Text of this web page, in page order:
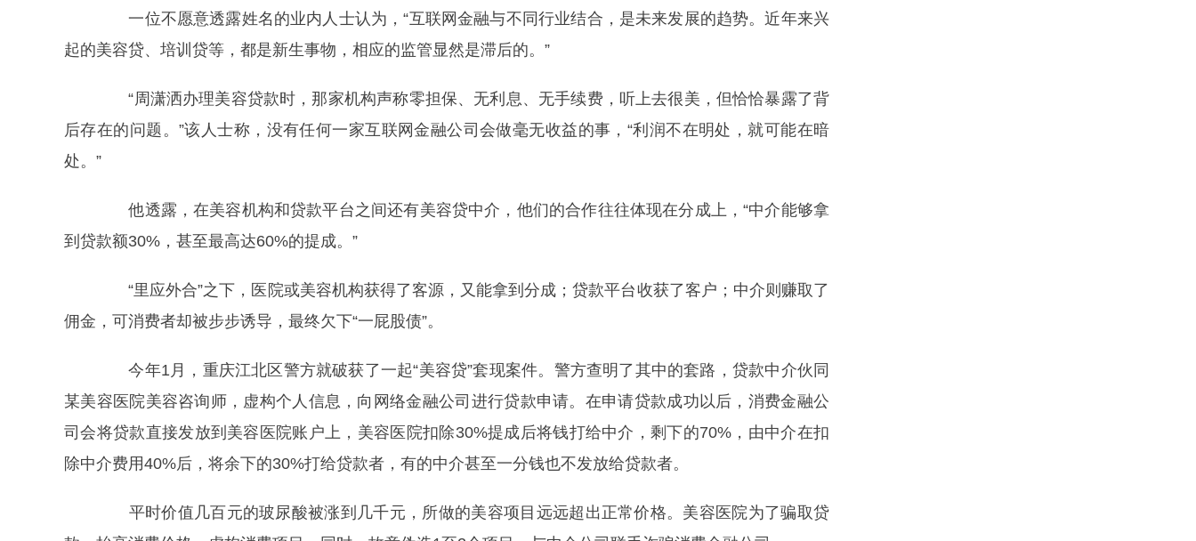
一位不愿意透露姓名的业内人士认为，“互联网金融与不同行业结合，是未来发展的趋势。近年来兴
起的美容贷、培训贷等，都是新生事物，相应的监管显然是滞后的。”
“周潇洒办理美容贷款时，那家机构声称零担保、无利息、无手续费，听上去很美，但恰恰暴露了背
后存在的问题。”该人士称，没有任何一家互联网金融公司会做毫无收益的事，“利润不在明处，就可能在暗
处。”
他透露，在美容机构和贷款平台之间还有美容贷中介，他们的合作往往体现在分成上，“中介能够拿
到贷款额30%，甚至最高达60%的提成。”
“里应外合”之下，医院或美容机构获得了客源，又能拿到分成；贷款平台收获了客户；中介则赚取了
佣金，可消费者却被步步诱导，最终欠下“一屁股债”。
今年1月，重庆江北区警方就破获了一起“美容贷”套现案件。警方查明了其中的套路，贷款中介伙同
某美容医院美容咨询师，虚构个人信息，向网络金融公司进行贷款申请。在申请贷款成功以后，消费金融公
司会将贷款直接发放到美容医院账户上，美容医院扣除30%提成后将钱打给中介，剩下的70%，由中介在扣
除中介费用40%后，将余下的30%打给贷款者，有的中介甚至一分钱也不发放给贷款者。
平时价值几百元的玻尿酸被涨到几千元，所做的美容项目远远超出正常价格。美容医院为了骗取贷